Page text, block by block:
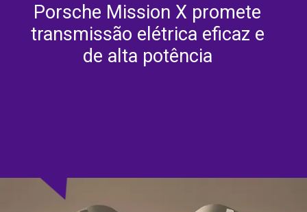
Porsche Mission X promete
transmissão elétrica eficaz e
de alta potência